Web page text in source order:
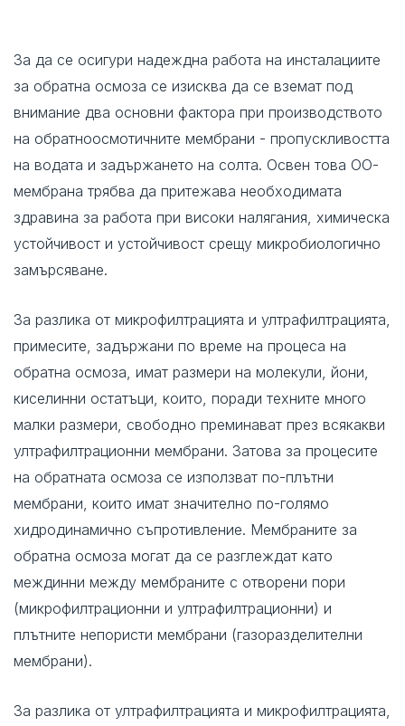
За да се осигури надеждна работа на инсталациите
за обратна осмоза се изисква да се вземат под
внимание два основни фактора при производството
на обратноосмотичните мембрани - пропускливостта
на водата и задържането на солта. Освен това ОО-
мембрана трябва да притежава необходимата
здравина за работа при високи налягания, химическа
устойчивост и устойчивост срещу микробиологично
замърсяване.
За разлика от микрофилтрацията и ултрафилтрацията,
примесите, задържани по време на процеса на
обратна осмоза, имат размери на молекули, йони,
киселинни остатъци, които, поради техните много
малки размери, свободно преминават през всякакви
ултрафилтрационни мембрани. Затова за процесите
на обратната осмоза се използват по-плътни
мембрани, които имат значително по-голямо
хидродинамично съпротивление. Мембраните за
обратна осмоза могат да се разглеждат като
междинни между мембраните с отворени пори
(микрофилтрационни и ултрафилтрационни) и
плътните непористи мембрани (газоразделителни
мембрани).
За разлика от ултрафилтрацията и микрофилтрацията,